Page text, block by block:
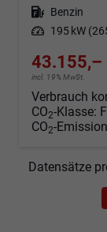
Kraftstoff Benzin
Leistung 195 kW
43.155,–
incl. 19% MwSt.
Verbrauch
CO2-Klasse: F
CO2-
Datensätze